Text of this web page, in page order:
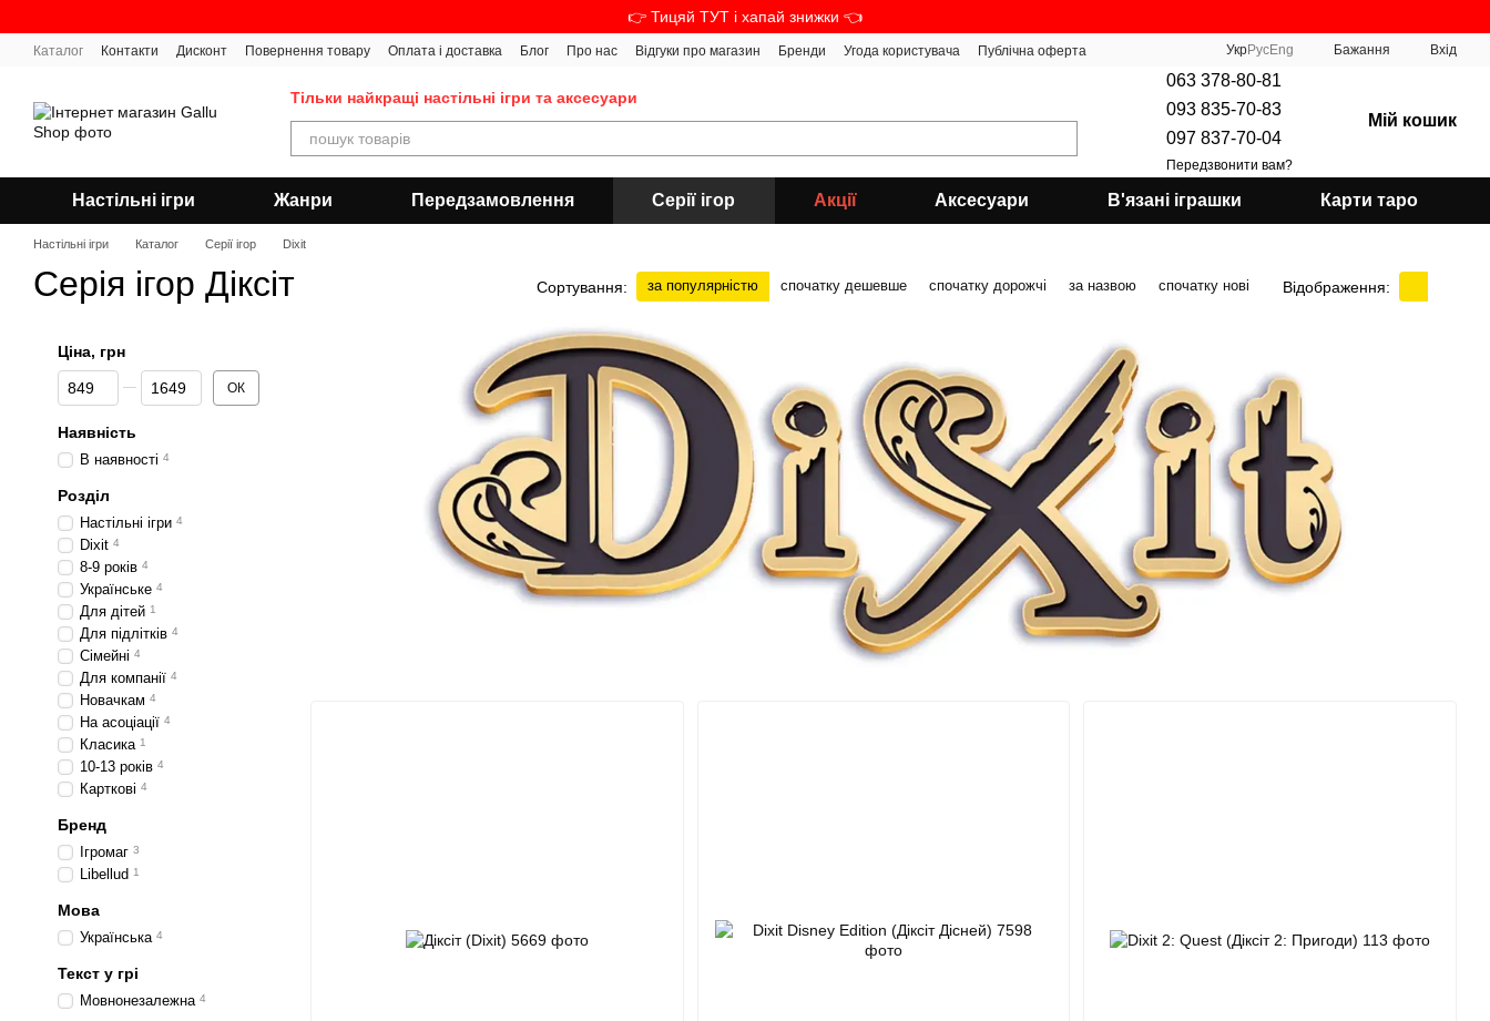
👉 Тицяй ТУТ і хапай знижки 👈
Каталог Контакти Дисконт Повернення товару Оплата і доставка Блог Про нас Відгуки про магазин Бренди Угода користувача Публічна оферта УкрРусEng Бажання Вхід
Тільки найкращі настільні ігри та аксесуари
063 378-80-81
093 835-70-83
097 837-70-04
Передзвонити вам?
Мій кошик
Настільні ігри Жанри Передзамовлення Серії ігор Акції Аксесуари В'язані іграшки Карти таро
Настільні ігри Каталог Серії ігор Dixit
Серія ігор Діксіт Сортування: за популярністю спочатку дешевше спочатку дорожчі за назвою спочатку нові Відображення:
Ціна, грн
Від Ціна, грн
До Ціна, грн ОК
Наявність
В наявності 4
Розділ
Настільні ігри 4
Dixit 4
8-9 років 4
Українське 4
Для дітей 1
Для підлітків 4
Сімейні 4
Для компанії 4
Новачкам 4
На асоціації 4
Класика 1
10-13 років 4
Карткові 4
Бренд
Ігромаг 3
Libellud 1
Мова
Українська 4
Текст у грі
Мовнонезалежна 4